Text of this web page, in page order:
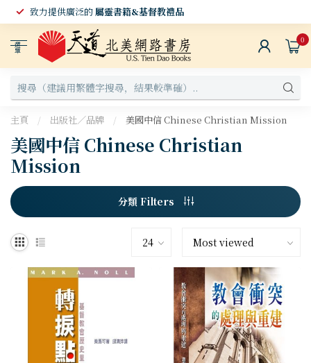
致力提供廣泛的屬靈書籍&基督教禮品
選
單
0
主頁 / 出版社／品牌 / 美國中信 Chinese Christian Mission
美國中信 Chinese Christian
Mission
分類 Filters